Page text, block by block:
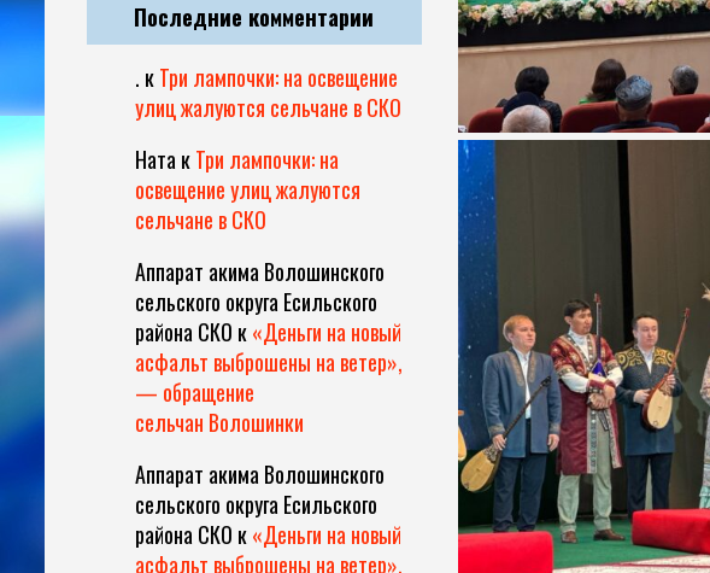
Последние комментарии
. кТри лампочки: на освещение
улиц жалуются сельчане в СКО
Ната кТри лампочки: на
освещение улиц жалуются
сельчане в СКО
Аппарат акима Волошинского
сельского округа Есильского
района СКО к«Деньги на новый
асфальт выброшены на ветер»,
— обращение
сельчан Волошинки
Аппарат акима Волошинского
сельского округа Есильского
района СКО к«Деньги на новый
асфальт выброшены на ветер»,